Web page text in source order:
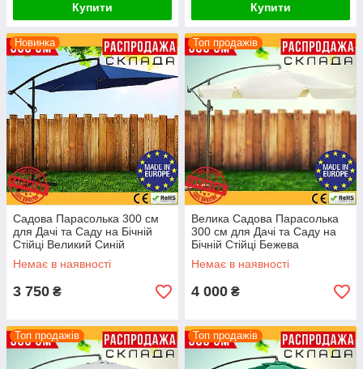
Купити Купити
Новинка
Садова Парасолька 300 см
для Дачі та Саду на Бічній
Стійці Великий Синій
Розкладний Зонт 3,0 м з
Нахилом Jumi
Немає в наявності
3 750 ₴
Топ продажів
Велика Садова Парасолька
300 см для Дачі та Саду на
Бічній Стійці Бежева
Розкладна Вулична
Парасолька 3 м з Нахилом
Немає в наявності
4 000 ₴
Топ продажів Топ продажів